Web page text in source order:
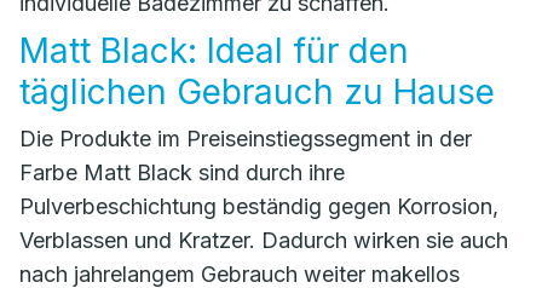
Matt Black: Ideal für den
täglichen Gebrauch zu Hause
Die Produkte im Preiseinstiegssegment in der
Farbe Matt Black sind durch ihre
Pulverbeschichtung beständig gegen Korrosion,
Verblassen und Kratzer. Dadurch wirken sie auch
nach jahrelangem Gebrauch weiter makellos